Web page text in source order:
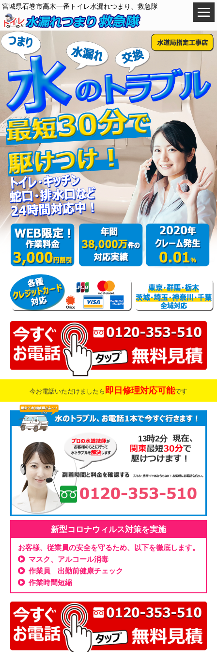
宮城県石巻市高木一番トイレ水漏れつまり、救急隊
今お電話いただけましたら 即日修理対応可能です
13時2分
新型コロナウィルス対策を実施
お客様、従業員の安全を守るため、以下を徹底します。
マスク、アルコール消毒
作業員 出勤前健康チェック
作業時間短縮